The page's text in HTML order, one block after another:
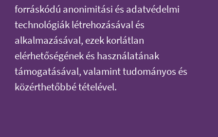
forráskódú anonimitási és adatvédelmi
technológiák létrehozásával és
alkalmazásával, ezek korlátlan
elérhetőségének és használatának
támogatásával, valamint tudományos és
közérthetőbbé tételével.